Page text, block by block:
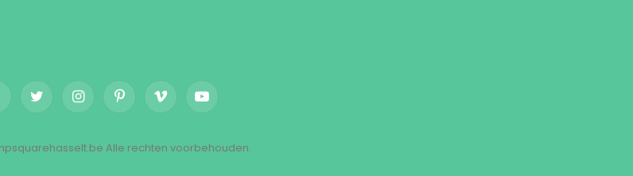
Twitter InstagramPinterestVimeo YouTube
Alle rechten voorbehouden.